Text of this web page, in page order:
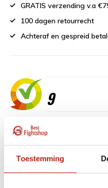
Toestemming
GRATIS verzending v.a
100 dagen retourrecht
Achteraf en gespreid
9
“Goede service , zeer
materiaal.”
Beschikbaar in de